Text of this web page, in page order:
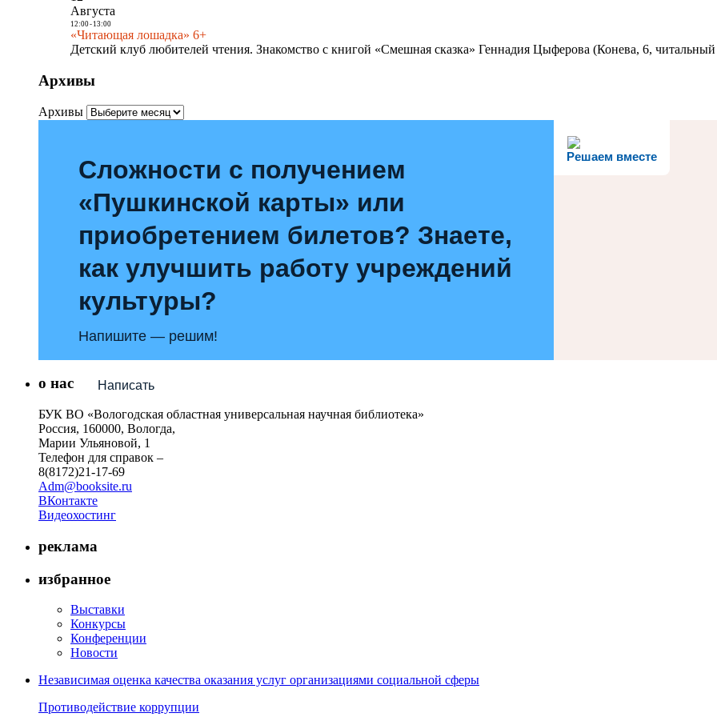
Августа
12:00- 13:00
«Читающая лошадка» 6+
Детский клуб любителей чтения. Знакомство с книгой «Смешная сказка» Геннадия Цыферова (Конева, 6, читальный
Архивы
Архивы
Решаем вместе
Сложности с получением
«Пушкинской карты» или
приобретением билетов? Знаете,
как улучшить работу учреждений
культуры?
Напишите — решим!
Написать
о нас
БУК ВО «Вологодская областная универсальная научная библиотека»
Россия, 160000, Вологда,
Марии Ульяновой, 1
Телефон для справок –
8(8172)21-17-69
Adm@booksite.ru
ВКонтакте
Видеохостинг
реклама
избранное
Выставки
Конкурсы
Конференции
Новости
Независимая оценка качества оказания услуг организациями социальной сферы
Противодействие коррупции